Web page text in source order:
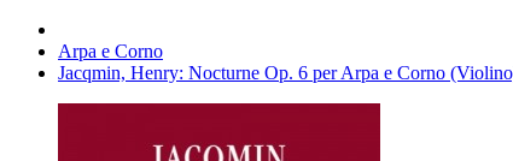
Arpa e Corno
Jacqmin, Henry: Nocturne Op. 6 per Arpa e Corno